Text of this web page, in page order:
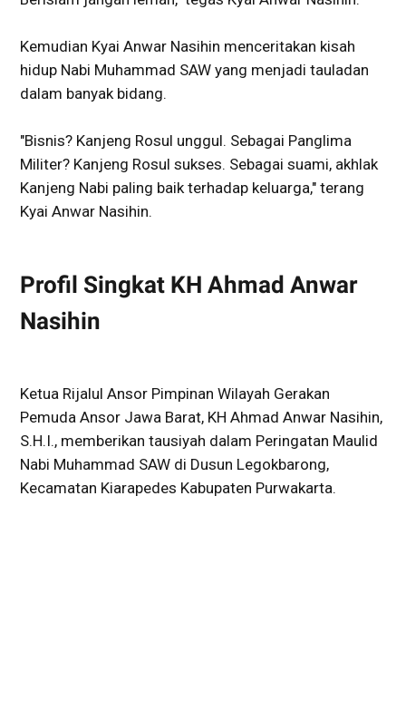
Kemudian Kyai Anwar Nasihin menceritakan kisah
hidup Nabi Muhammad SAW yang menjadi tauladan
dalam banyak bidang.
"Bisnis? Kanjeng Rosul unggul. Sebagai Panglima
Militer? Kanjeng Rosul sukses. Sebagai suami, akhlak
Kanjeng Nabi paling baik terhadap keluarga," terang
Kyai Anwar Nasihin.
Profil Singkat KH Ahmad Anwar
Nasihin
Ketua Rijalul Ansor Pimpinan Wilayah Gerakan
Pemuda Ansor Jawa Barat, KH Ahmad Anwar Nasihin,
S.H.I., memberikan tausiyah dalam Peringatan Maulid
Nabi Muhammad SAW di Dusun Legokbarong,
Kecamatan Kiarapedes Kabupaten Purwakarta.